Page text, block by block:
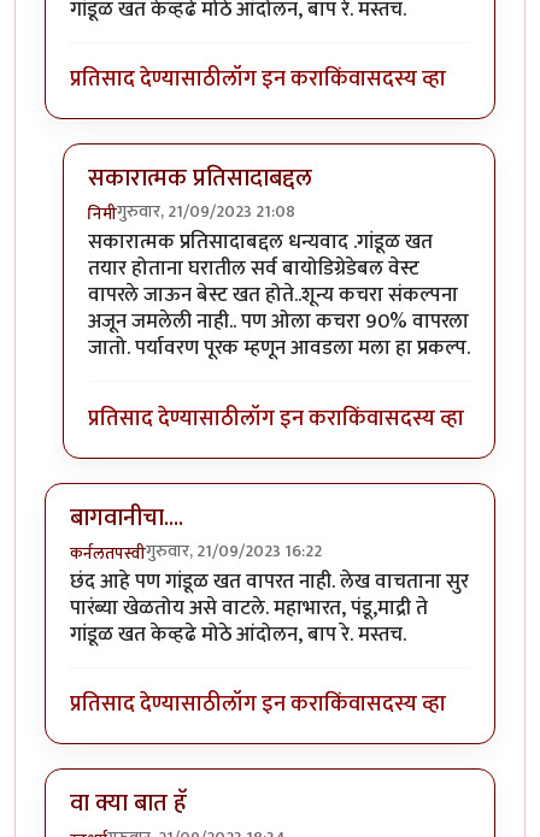
गांडूळ खत केव्हढे मोठे आंदोलन, बाप रे. मस्तच.
प्रतिसाद देण्यासाठीलॉग इन कराकिंवासदस्य व्हा
सकारात्मक प्रतिसादाबद्दल
निमीगुरुवार, 21/09/2023 21:08
In reply toबागवानीचा....byकर्नलतपस्वी
सकारात्मक प्रतिसादाबद्दल धन्यवाद .गांडूळ खत
तयार होताना घरातील सर्व बायोडिग्रेडेबल वेस्ट
वापरले जाऊन बेस्ट खत होते..शून्य कचरा संकल्पना
अजून जमलेली नाही.. पण ओला कचरा 90% वापरला
जातो. पर्यावरण पूरक म्हणून आवडला मला हा प्रकल्प.
प्रतिसाद देण्यासाठीलॉग इन कराकिंवासदस्य व्हा
बागवानीचा....
कर्नलतपस्वीगुरुवार, 21/09/2023 16:22
छंद आहे पण गांडूळ खत वापरत नाही. लेख वाचताना सुर
पारंब्या खेळतोय असे वाटले. महाभारत, पंडू,माद्री ते
गांडूळ खत केव्हढे मोठे आंदोलन, बाप रे. मस्तच.
प्रतिसाद देण्यासाठीलॉग इन कराकिंवासदस्य व्हा
वा क्या बात हॅ